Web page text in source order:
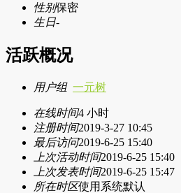
性别保密
生日-
活跃概况
用户组 一元树
在线时间4 小时
注册时间2019-3-27 10:45
最后访问2019-6-25 15:40
上次活动时间2019-6-25 15:40
上次发表时间2019-6-25 15:47
所在时区使用系统默认